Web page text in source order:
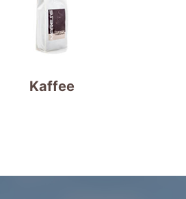
Kaffee